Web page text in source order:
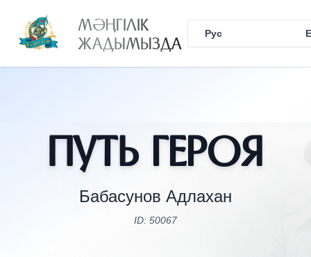
МӘҢГІЛІК
ЖАДЫМЫЗДА Рус
Путь Героя
Бабасунов Адлахан
ID: 50067